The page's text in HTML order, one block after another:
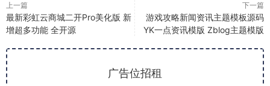
上一篇
最新彩虹云商城二开Pro美化版 新
增超多功能 全开源
下一篇
游戏攻略新闻资讯主题模板源码
YK一点资讯模版 Zblog主题模版
广告位招租